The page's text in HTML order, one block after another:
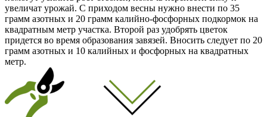
увеличат урожай. С приходом весны нужно внести по 35
грамм азотных и 20 грамм калийно-фосфорных подкормок на
квадратным метр участка. Второй раз удобрять цветок
придется во время образования завязей. Вносить следует по 20
грамм азотных и 10 калийных и фосфорных на квадратных
метр.